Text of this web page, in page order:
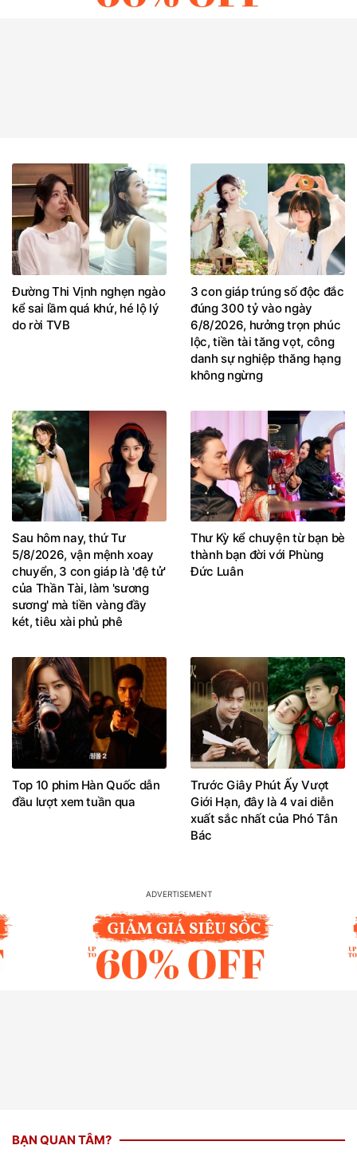
Đường Thi Vịnh nghẹn ngào
kể sai lầm quá khứ, hé lộ lý
do rời TVB
3 con giáp trúng số độc đắc
đúng 300 tỷ vào ngày
6/8/2026, hưởng trọn phúc
lộc, tiền tài tăng vọt, công
danh sự nghiệp thăng hạng
không ngừng
Sau hôm nay, thứ Tư
5/8/2026, vận mệnh xoay
chuyển, 3 con giáp là 'đệ tử'
của Thần Tài, làm 'sương
sương' mà tiền vàng đầy
két, tiêu xài phủ phê
Thư Kỳ kể chuyện từ bạn bè
thành bạn đời với Phùng
Đức Luân
Top 10 phim Hàn Quốc dẫn
đầu lượt xem tuần qua
Trước Giây Phút Ấy Vượt
Giới Hạn, đây là 4 vai diễn
xuất sắc nhất của Phó Tân
Bác
BẠN QUAN TÂM?